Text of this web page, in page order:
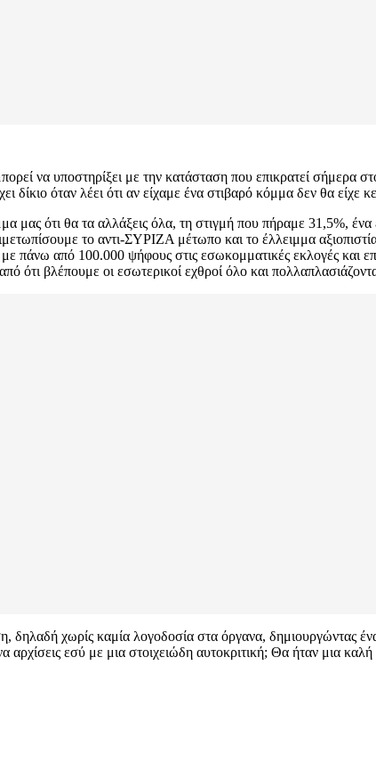
να υποστηρίξει με την κατάσταση που επικρατεί σήμερα
όταν λέει ότι αν είχαμε ένα στιβαρό κόμμα δεν θα είχε
μας ότι θα τα αλλάξεις όλα, τη στιγμή που πήραμε 31,5%,
το αντι-ΣΥΡΙΖΑ μέτωπο και το έλλειμμα
πάνω από 100.000 ψήφους στις εσωκομματικές εκλογές και
ότι βλέπουμε οι εσωτερικοί εχθροί όλο και
χωρίς καμία λογοδοσία στα όργανα, δημιουργώντας
εσύ με μια στοιχειώδη αυτοκριτική; Θα ήταν μια